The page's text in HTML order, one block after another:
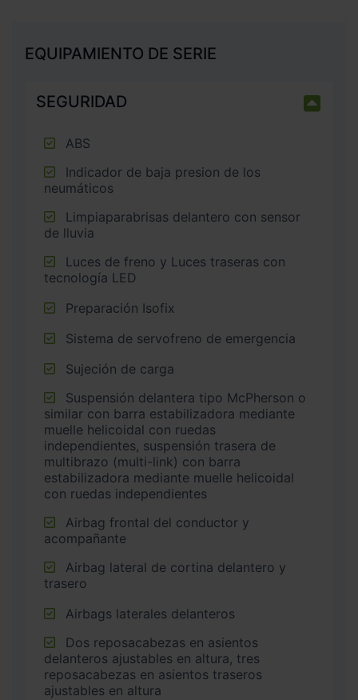
EQUIPAMIENTO DE SERIE
SEGURIDAD
ABS
neumáticos
de lluvia
tecnología LED
Preparación Isofix
Sistema de servofreno de emergencia
Sujeción de carga
similar con barra estabilizadora mediante
muelle helicoidal con ruedas
independientes, suspensión trasera de
multibrazo (multi-link) con barra
estabilizadora mediante muelle helicoidal
con ruedas independientes
acompañante
trasero
Airbags laterales delanteros
delanteros ajustables en altura, tres
reposacabezas en asientos traseros
ajustables en altura